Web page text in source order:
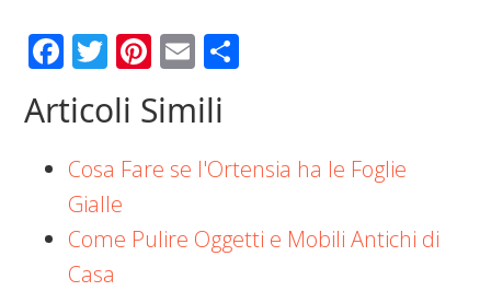
Facebook
Twitter
Pinterest
Email
Articoli Simili
Cosa Fare se l'Ortensia ha le Foglie
Gialle
Come Pulire Oggetti e Mobili Antichi di
Casa